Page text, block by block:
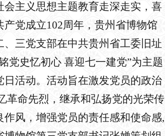
会主义思想主题教育走深走实，喜
产党成立102周年，贵州省博物馆
、三党支部在中共贵州省工委旧址
党史忆初心 喜迎七一建党”为主题
日活动。活动旨在激发党员的政治
革命先烈，继承和弘扬党的光荣传
作风，增强党员的责任感和使命感,